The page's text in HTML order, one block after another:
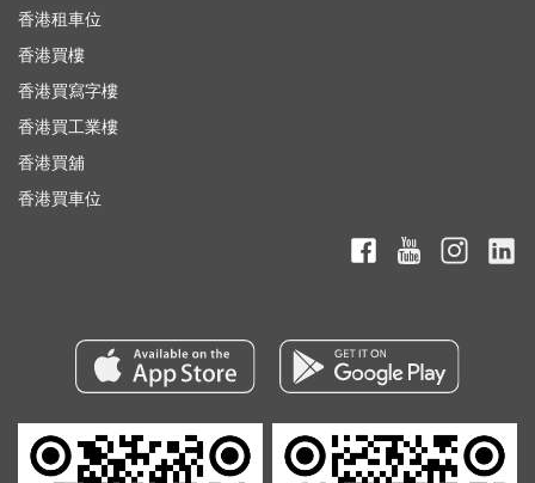
香港租車位
香港買樓
香港買寫字樓
香港買工業樓
香港買舖
香港買車位